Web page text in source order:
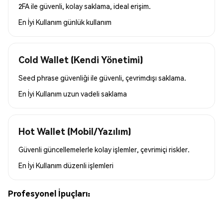
2FA ile güvenli, kolay saklama, ideal erişim.
En İyi Kullanım günlük kullanım
Cold Wallet (Kendi Yönetimi)
Seed phrase güvenliği ile güvenli, çevrimdışı saklama.
En İyi Kullanım uzun vadeli saklama
Hot Wallet (Mobil/Yazılım)
Güvenli güncellemelerle kolay işlemler, çevrimiçi riskler.
En İyi Kullanım düzenli işlemleri
Profesyonel İpuçları: